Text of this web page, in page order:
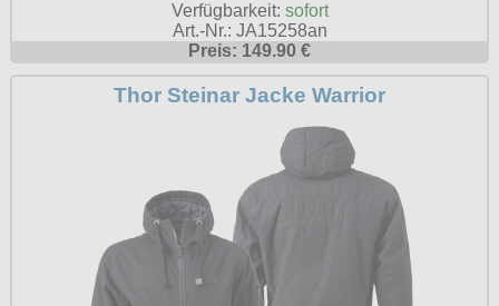
Verfügbarkeit: sofort
Art.-Nr.: JA15258an
Preis: 149.90 €
Thor Steinar Jacke Warrior